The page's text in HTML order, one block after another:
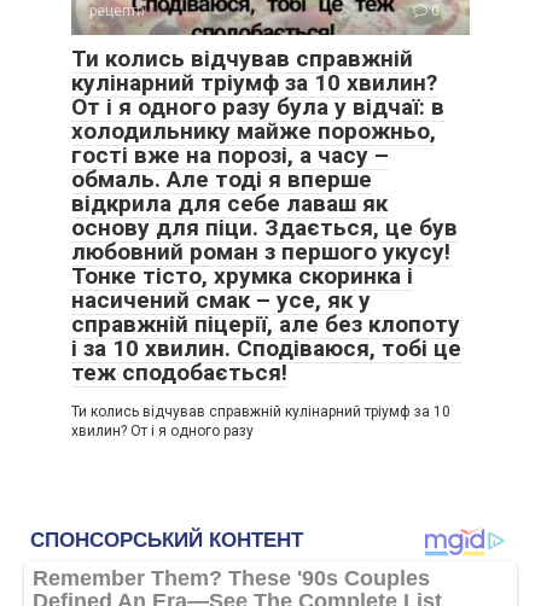
рецепти 0
Ти колись відчував справжній
кулінарний тріумф за 10 хвилин?
От і я одного разу була у відчаї: в
холодильнику майже порожньо,
гості вже на порозі, а часу –
обмаль. Але тоді я вперше
відкрила для себе лаваш як
основу для піци. Здається, це був
любовний роман з першого укусу!
Тонке тісто, хрумка скоринка і
насичений смак – усе, як у
справжній піцерії, але без клопоту
і за 10 хвилин. Сподіваюся, тобі це
теж сподобається!
Ти колись відчував справжній кулінарний тріумф за 10
хвилин? От і я одного разу